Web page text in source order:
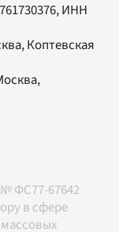
ИНН
Коптевская
,
ФС77-67642
в сфере